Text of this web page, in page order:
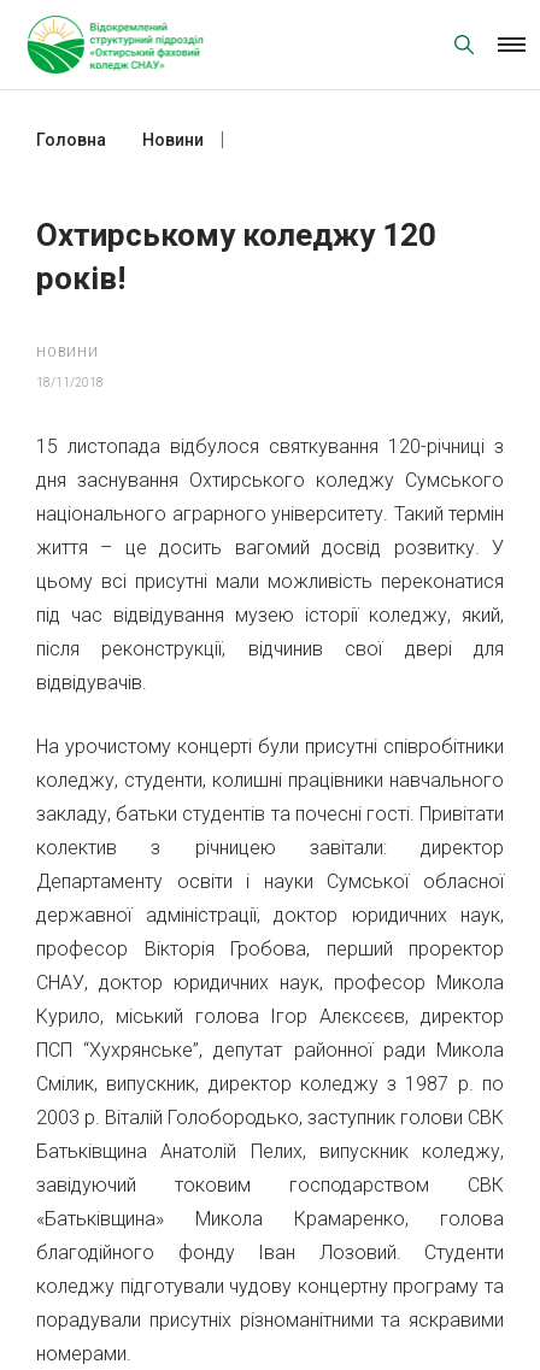
content
Головна Новини
Охтирському коледжу 120
років!
НОВИНИ
18/11/2018
15 листопада відбулося святкування 120-річниці з
дня заснування Охтирського коледжу Сумського
національного аграрного університету. Такий термін
життя – це досить вагомий досвід розвитку. У
цьому всі присутні мали можливість переконатися
під час відвідування музею історії коледжу, який,
після реконструкції, відчинив свої двері для
відвідувачів.
На урочистому концерті були присутні співробітники
коледжу, студенти, колишні працівники навчального
закладу, батьки студентів та почесні гості. Привітати
колектив з річницею завітали: директор
Департаменту освіти і науки Сумської обласної
державної адміністрації, доктор юридичних наук,
професор Вікторія Гробова, перший проректор
СНАУ, доктор юридичних наук, професор Микола
Курило, міський голова Ігор Алєксєєв, директор
ПСП “Хухрянське”, депутат районної ради Микола
Смілик, випускник, директор коледжу з 1987 р. по
2003 р. Віталій Голобородько, заступник голови СВК
Батьківщина Анатолій Пелих, випускник коледжу,
завідуючий токовим господарством СВК
«Батьківщина» Микола Крамаренко, голова
благодійного фонду Іван Лозовий. Студенти
коледжу підготували чудову концертну програму та
порадували присутніх різноманітними та яскравими
номерами.